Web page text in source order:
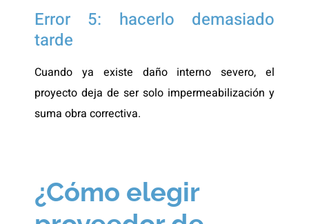
Error 5: hacerlo demasiado
tarde
Cuando ya existe daño interno severo, el
proyecto deja de ser solo impermeabilización y
suma obra correctiva.
¿Cómo elegir